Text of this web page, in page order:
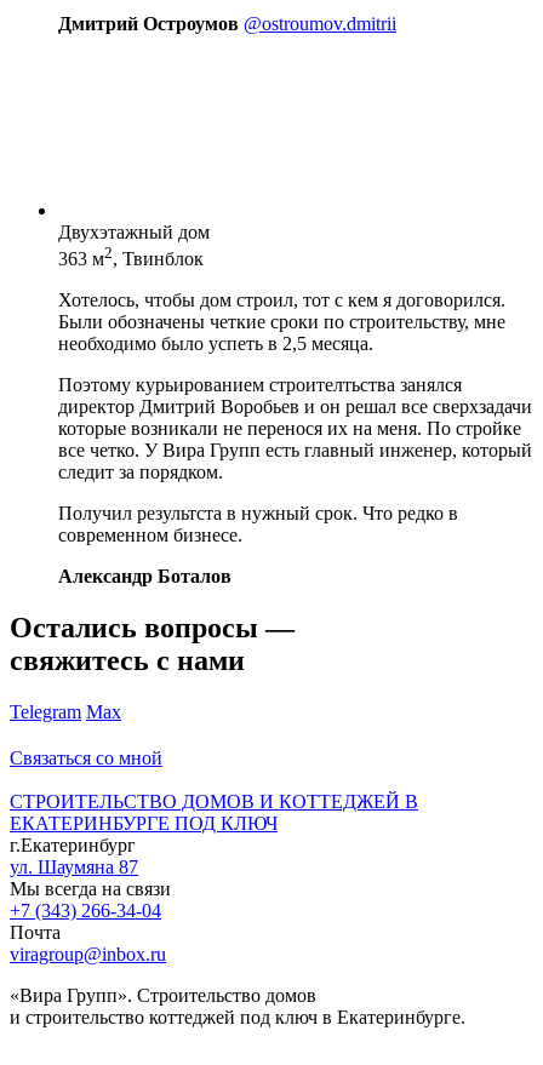
Дмитрий Остроумов @ostroumov.dmitrii
Двухэтажный дом
363 м2, Твинблок
Хотелось, чтобы дом строил, тот с кем я договорился.
Были обозначены четкие сроки по строительству, мне
необходимо было успеть в 2,5 месяца.
Поэтому курьированием строителтьства занялся
директор Дмитрий Воробьев и он решал все сверхзадачи
которые возникали не перенося их на меня. По стройке
все четко. У Вира Групп есть главный инженер, который
следит за порядком.
Получил результста в нужный срок. Что редко в
современном бизнесе.
Александр Боталов
Остались вопросы —
свяжитесь с нами
Telegram Max
Связаться со мной
СТРОИТЕЛЬСТВО ДОМОВ И КОТТЕДЖЕЙ В
ЕКАТЕРИНБУРГЕ ПОД КЛЮЧ
г.Екатеринбург
ул. Шаумяна 87
Мы всегда на связи
+7 (343) 266-34-04
Почта
viragroup@inbox.ru
«Вира Групп». Строительство домов
и строительство коттеджей под ключ в Екатеринбурге.